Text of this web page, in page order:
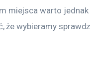
miejsca warto jednak
że wybieramy